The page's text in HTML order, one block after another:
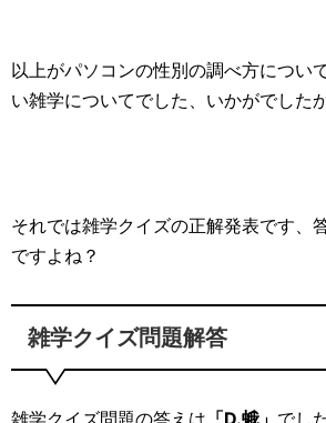
以上がパソコンの性別の調べ方につい
い雑学についてでした、いかがでした
それでは雑学クイズの正解発表です、
ですよね？
雑学クイズ問題解答